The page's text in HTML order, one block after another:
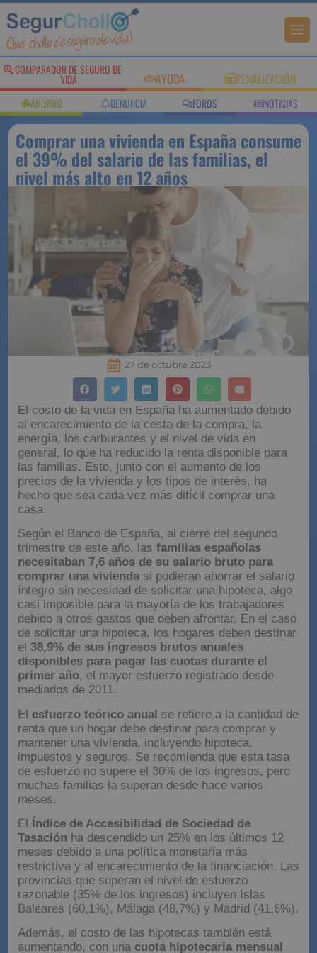
COMPARADOR DE SEGURO DE
VIDA AYUDA PENALIZACIÓN
AHORRO DENUNCIA FOROS NOTICIAS
Comprar una vivienda en España consume
el 39% del salario de las familias, el
nivel más alto en 12 años
27 de octubre 2023
El costo de la vida en España ha aumentado debido
al encarecimiento de la cesta de la compra, la
energía, los carburantes y el nivel de vida en
general, lo que ha reducido la renta disponible para
las familias. Esto, junto con el aumento de los
precios de la vivienda y los tipos de interés, ha
hecho que sea cada vez más difícil comprar una
casa.
Según el Banco de España, al cierre del segundo
trimestre de este año, las familias españolas
necesitaban 7,6 años de su salario bruto para
comprar una viviendasi pudieran ahorrar el salario
íntegro sin necesidad de solicitar una hipoteca, algo
casi imposible para la mayoría de los trabajadores
debido a otros gastos que deben afrontar. En el caso
de solicitar una hipoteca, los hogares deben destinar
el 38,9% de sus ingresos brutos anuales
disponibles para pagar las cuotas durante el
primer año, el mayor esfuerzo registrado desde
mediados de 2011.
El esfuerzo teórico anual se refiere a la cantidad de
renta que un hogar debe destinar para comprar y
mantener una vivienda, incluyendo hipoteca,
impuestos y seguros. Se recomienda que esta tasa
de esfuerzo no supere el 30% de los ingresos, pero
muchas familias la superan desde hace varios
meses.
El Índice de Accesibilidad de Sociedad de
Tasación ha descendido un 25% en los últimos 12
meses debido a una política monetaria más
restrictiva y al encarecimiento de la financiación. Las
provincias que superan el nivel de esfuerzo
razonable (35% de los ingresos) incluyen Islas
Baleares (60,1%), Málaga (48,7%) y Madrid (41,6%).
Además, el costo de las hipotecas también está
aumentando, con una cuota hipotecaria mensual